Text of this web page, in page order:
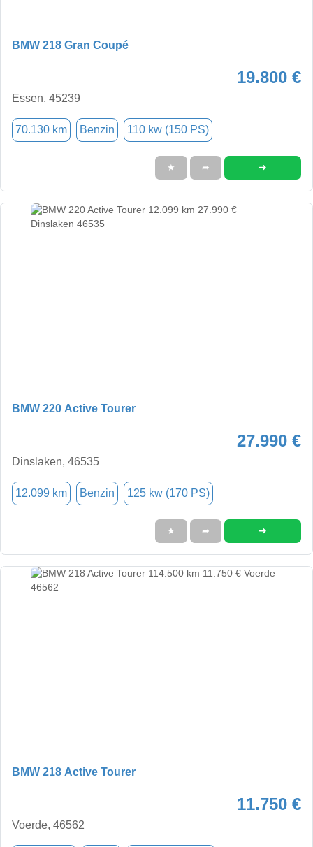
BMW 218 Gran Coupé
19.800 €
Essen, 45239
70.130 km Benzin 110 kw (150 PS)
★ ➦ ➜
BMW 220 Active Tourer
27.990 €
Dinslaken, 46535
12.099 km Benzin 125 kw (170 PS)
★ ➦ ➜
BMW 218 Active Tourer
11.750 €
Voerde, 46562